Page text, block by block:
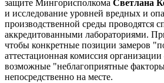
защите Мингорисполкома Светлана
и исследование уровней вредных и
производственной среды проводятся
аккредитованными лабораториями.
чтобы конкретные позиции замеров
аттестационная комиссия
возможные "неблагоприятные
непосредственно на месте.